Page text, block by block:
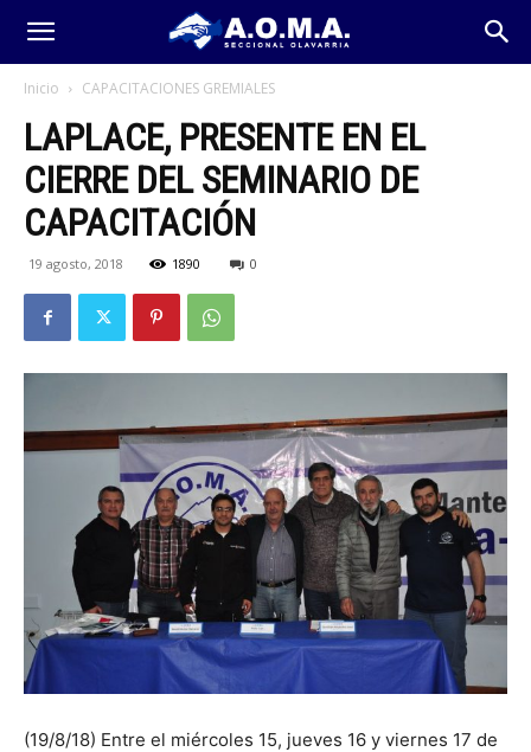
Inicio CAPACITACIONES GREMIALES
LAPLACE, PRESENTE EN EL
CIERRE DEL SEMINARIO DE
CAPACITACIÓN
19 agosto, 2018 1890 0
(19/8/18) Entre el miércoles 15, jueves 16 y viernes 17 de